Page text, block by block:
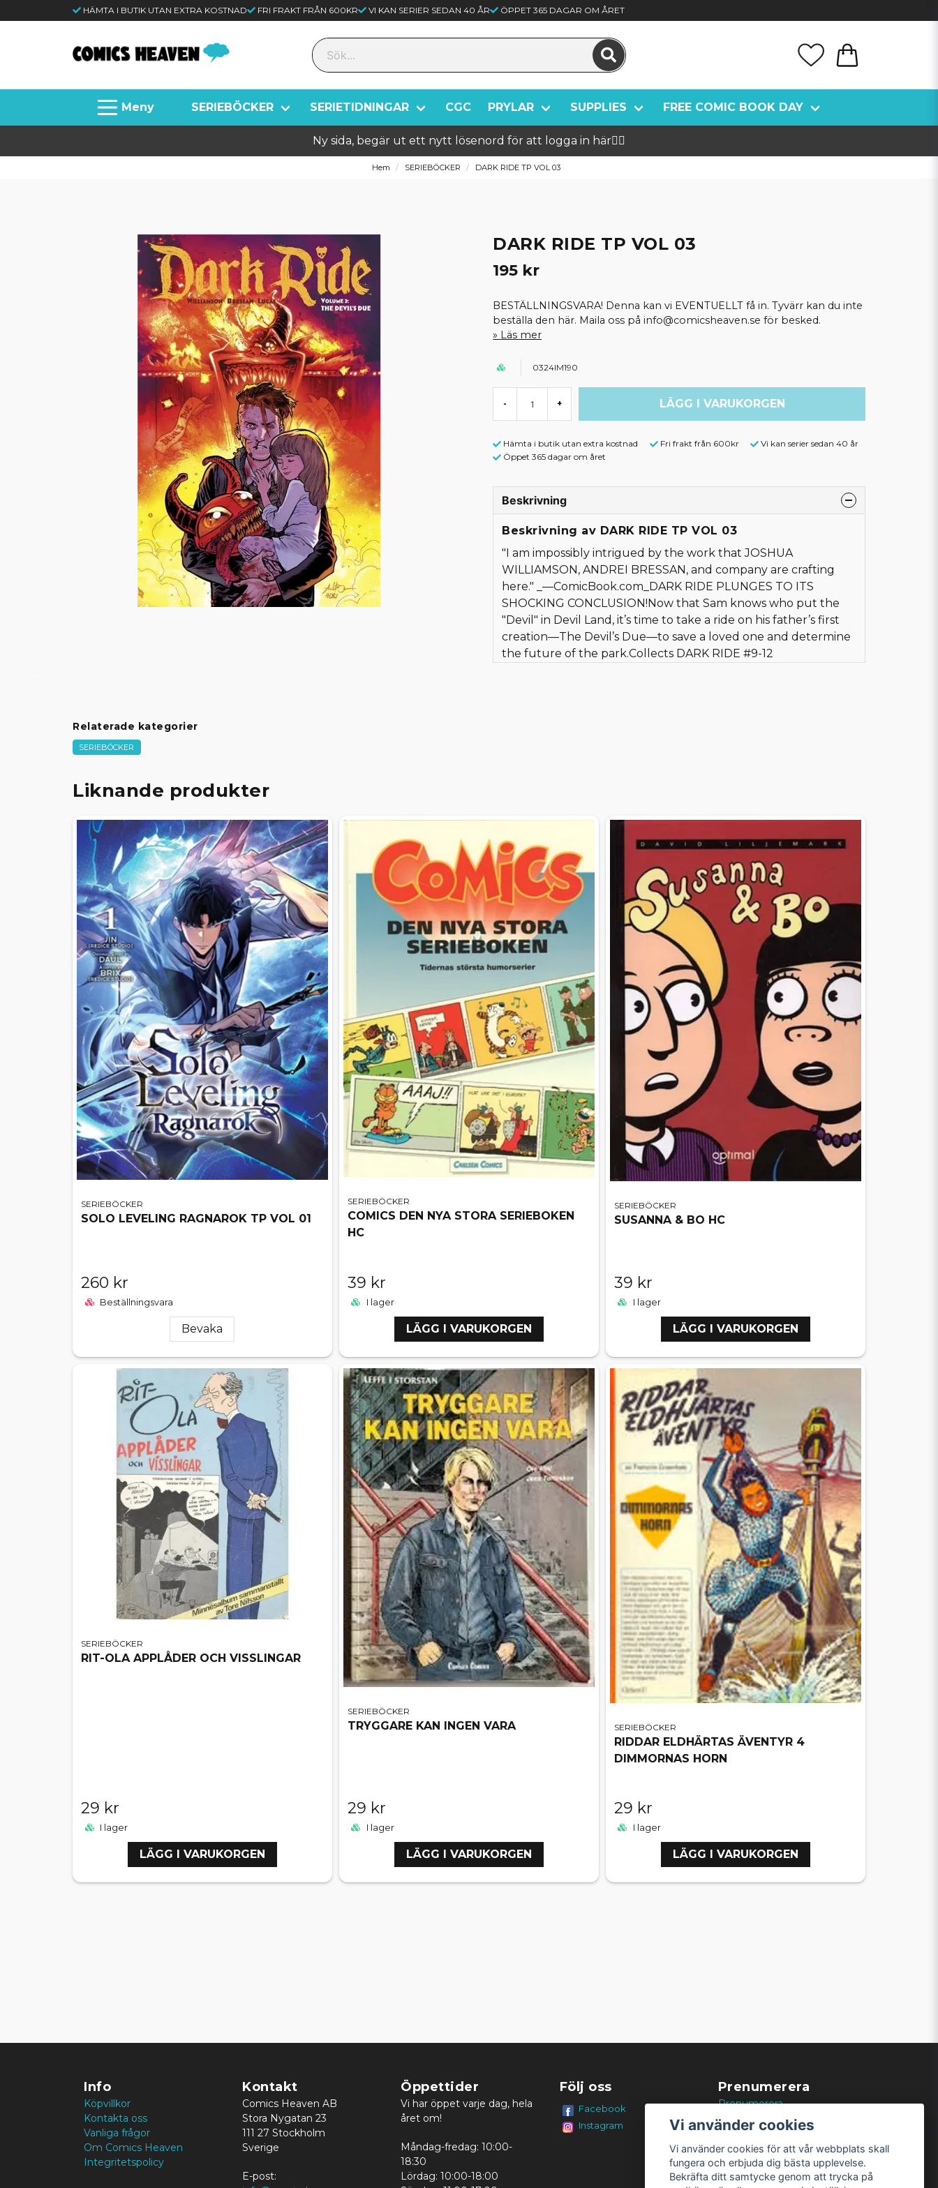
HÄMTA I BUTIK UTAN EXTRA KOSTNAD FRI FRAKT FRÅN 600KR VI KAN SERIER SEDAN 40 ÅR ÖPPET 365 DAGAR OM ÅRET
SERIEBÖCKER SERIETIDNINGAR CGC PRYLAR SUPPLIES FREE COMIC BOOK DAY
Ny sida, begär ut ett nytt lösenord för att logga in här🦸‍♂️
Hem SERIEBÖCKER DARK RIDE TP VOL 03
DARK RIDE TP VOL 03
195 kr
BESTÄLLNINGSVARA! Denna kan vi EVENTUELLT få in. Tyvärr kan du inte
beställa den här. Maila oss på info@comicsheaven.se för besked.
Läs mer
0324IM190
- + LÄGG I VARUKORGEN
Hämta i butik utan extra kostnad Fri frakt från 600kr
Vi kan serier sedan 40 år
Öppet 365 dagar om året
Beskrivning
Beskrivning av DARK RIDE TP VOL 03
"I am impossibly intrigued by the work that JOSHUA
WILLIAMSON, ANDREI BRESSAN, and company are crafting
here." _—ComicBook.com_DARK RIDE PLUNGES TO ITS
SHOCKING CONCLUSION!Now that Sam knows who put the
"Devil" in Devil Land, it’s time to take a ride on his father’s first
creation—The Devil’s Due—to save a loved one and determine
the future of the park.Collects DARK RIDE #9-12
Relaterade kategorier
SERIEBÖCKER
Liknande produkter
SERIEBÖCKER
SOLO LEVELING RAGNAROK TP VOL 01
260 kr
Beställningsvara
Bevaka
SERIEBÖCKER
COMICS DEN NYA STORA SERIEBOKEN
HC
39 kr
I lager
LÄGG I VARUKORGEN
SERIEBÖCKER
SUSANNA & BO HC
39 kr
I lager
LÄGG I VARUKORGEN
SERIEBÖCKER
RIT-OLA APPLÅDER OCH VISSLINGAR
29 kr
I lager
LÄGG I VARUKORGEN
SERIEBÖCKER
TRYGGARE KAN INGEN VARA
29 kr
I lager
LÄGG I VARUKORGEN
SERIEBÖCKER
RIDDAR ELDHÄRTAS ÄVENTYR 4
DIMMORNAS HORN
29 kr
I lager
LÄGG I VARUKORGEN
Info
Köpvillkor
Kontakta oss
Vanliga frågor
Om Comics Heaven
Integritetspolicy
Kontakt
Comics Heaven AB
Stora Nygatan 23
111 27 Stockholm
Sverige
E-post:
Öppettider
Vi har öppet varje dag, hela
året om!
Måndag-fredag: 10:00-
18:30
Lördag: 10:00-18:00
Följ oss
Facebook
Instagram
Prenumerera
Prenumerera
Vi använder cookies
Vi använder cookies för att vår webbplats skall
fungera och erbjuda dig bästa upplevelse.
Bekräfta ditt samtycke genom att trycka på